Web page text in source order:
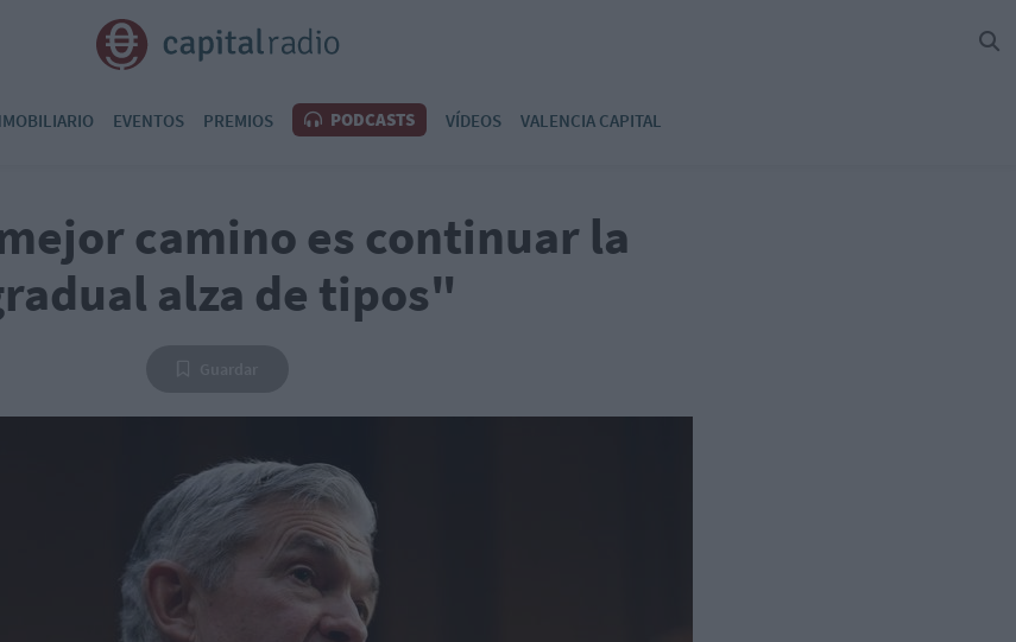
EVENTOS PREMIOS PODCASTS VÍDEOS VALENCIA CAPITAL
camino es continuar la
alza de tipos"